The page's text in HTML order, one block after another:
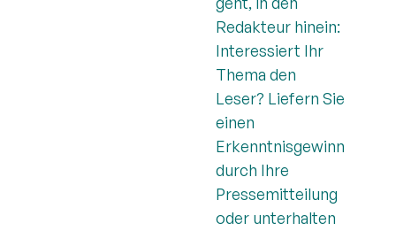
Redakteur hinein:
Interessiert Ihr
Thema den
Leser? Liefern Sie
einen
Erkenntnisgewinn
durch Ihre
Pressemitteilung
oder unterhalten